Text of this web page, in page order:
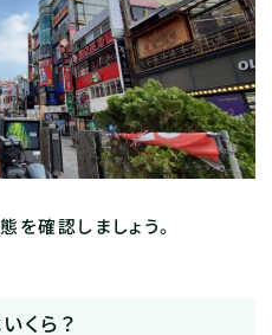
確認しましょう。
くら？